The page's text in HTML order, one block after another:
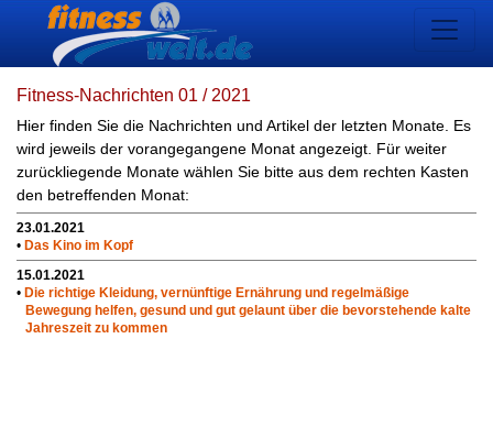
Fitness-Nachrichten 01 / 2021
Hier finden Sie die Nachrichten und Artikel der letzten Monate. Es
wird jeweils der vorangegangene Monat angezeigt. Für weiter
zurückliegende Monate wählen Sie bitte aus dem rechten Kasten
den betreffenden Monat:
23.01.2021
• Das Kino im Kopf
15.01.2021
• Die richtige Kleidung, vernünftige Ernährung und regelmäßige
Bewegung helfen, gesund und gut gelaunt über die bevorstehende kalte
Jahreszeit zu kommen